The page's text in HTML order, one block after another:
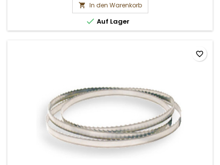
 In den Warenkorb
 Auf Lager
favorite_border